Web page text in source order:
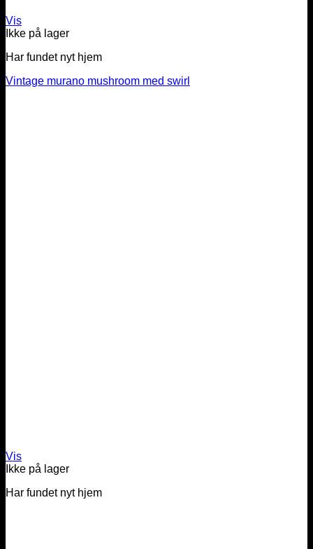
Vis
Ikke på lager
Har fundet nyt hjem
Vintage murano mushroom med swirl
Vis
Ikke på lager
Har fundet nyt hjem